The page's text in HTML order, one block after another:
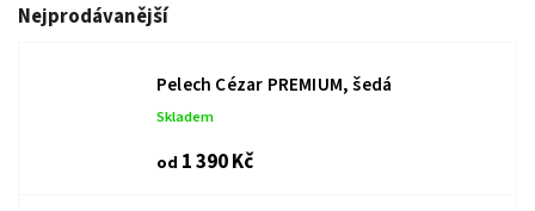
Nejprodávanější
Pelech Cézar PREMIUM, šedá
Skladem
od 1 390 Kč